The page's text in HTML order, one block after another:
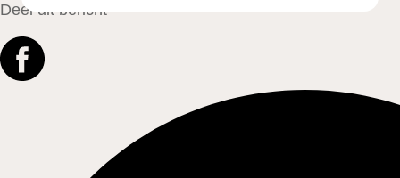
Deel dit bericht